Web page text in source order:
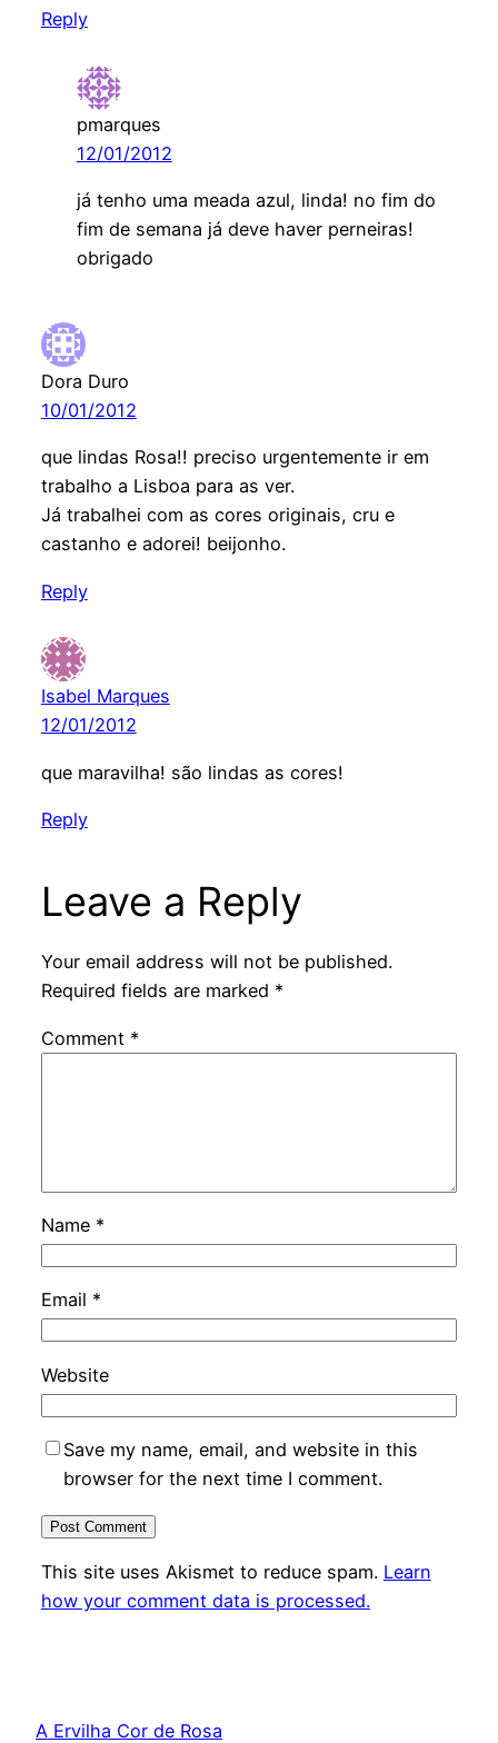
Reply
pmarques
12/01/2012
já tenho uma meada azul, linda! no fim do
fim de semana já deve haver perneiras!
obrigado
Dora Duro
10/01/2012
que lindas Rosa!! preciso urgentemente ir em
trabalho a Lisboa para as ver.
Já trabalhei com as cores originais, cru e
castanho e adorei! beijonho.
Reply
Isabel Marques
12/01/2012
que maravilha! são lindas as cores!
Reply
Leave a Reply
Your email address will not be published.
Required fields are marked *
Comment *
Name *
Email *
Website
Save my name, email, and website in this
browser for the next time I comment.
This site uses Akismet to reduce spam. Learn
how your comment data is processed.
A Ervilha Cor de Rosa